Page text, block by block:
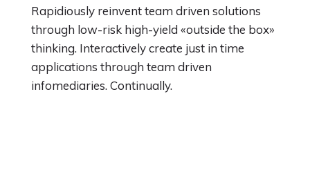
Rapidiously reinvent team driven solutions
through low-risk high-yield «outside the box»
thinking. Interactively create just in time
applications through team driven
infomediaries. Continually.